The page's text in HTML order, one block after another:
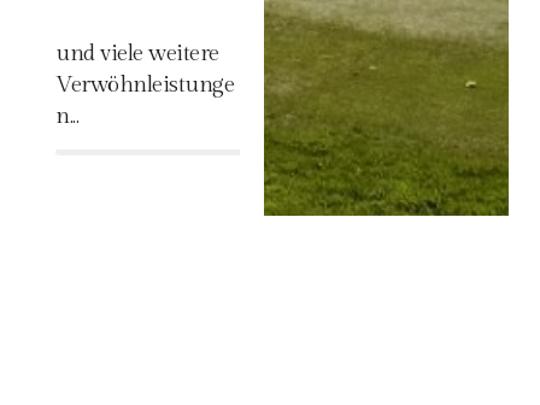
und viele weitere
Verwöhnleistunge
n...